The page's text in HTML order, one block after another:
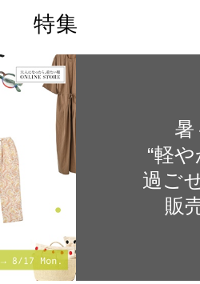
特集
暑
“軽
過ご
販